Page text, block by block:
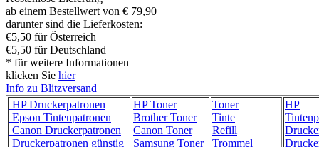
ab einem Bestellwert von € 79,90
darunter sind die Lieferkosten:
€5,50 für Österreich
€5,50 für Deutschland
* für weitere Informationen
klicken Sie hier
Info zu Blitzversand
HP Druckerpatronen
Epson Tintenpatronen
Canon Druckerpatronen
Druckerpatronen günstig
HP Toner
Brother Toner
Canon Toner
Samsung Toner
Toner
Tinte
Refill
Trommel
HP